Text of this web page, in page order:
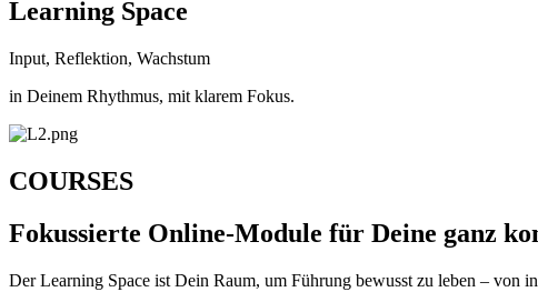
Learning Space
Input, Reflektion, Wachstum
in Deinem Rhythmus, mit klarem Fokus.
COURSES
Fokussierte Online-Module für Deine ganz
Der Learning Space ist Dein Raum, um Führung bewusst zu leben – von